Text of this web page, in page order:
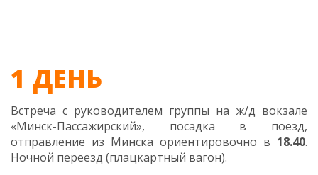
1 ДЕНЬ
Встреча с руководителем группы на ж/д вокзале
«Минск-Пассажирский», посадка в поезд,
отправление из Минска ориентировочно в 18.40.
Ночной переезд (плацкартный вагон).